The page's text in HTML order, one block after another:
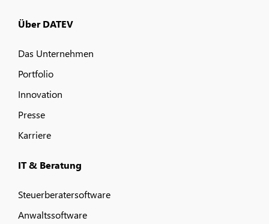
Über DATEV
Das Unternehmen
Portfolio
Innovation
Presse
Karriere
IT & Beratung
Steuerberatersoftware
Anwaltssoftware